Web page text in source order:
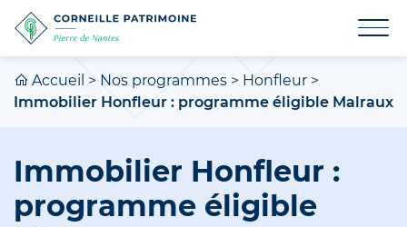
Accueil > Nos programmes > Honfleur >
Immobilier Honfleur : programme éligible Malraux
Immobilier Honfleur :
programme éligible